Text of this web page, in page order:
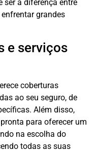
ser a diferença entre
grandes
e serviços
coberturas
ao seu seguro, de
Além disso,
para oferecer um
na escolha do
todas as suas